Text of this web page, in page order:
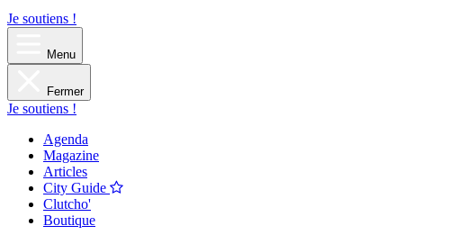
Je soutiens !
Menu
Fermer
Je soutiens !
Agenda
Magazine
Articles
City Guide
Clutcho'
Boutique